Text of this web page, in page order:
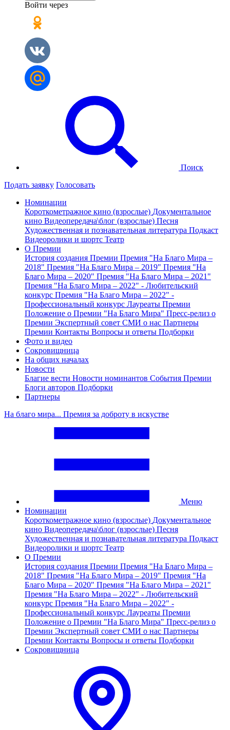
Войти через
Поиск
Подать заявку Голосовать
Номинации
Короткометражное кино (взрослые) Документальное
кино Видеопередача\блог (взрослые) Песня
Художественная и познавательная литература Подкаст
Видеоролики и шортс Театр
О Премии
История создания Премии Премия "На Благо Мира –
2018" Премия "На Благо Мира – 2019" Премия "На
Благо Мира – 2020" Премия "На Благо Мира – 2021"
Премия "На Благо Мира – 2022" - Любительский
конкурс Премия "На Благо Мира – 2022" -
Профессиональный конкурс Лауреаты Премии
Положение о Премии "На Благо Мира" Пресс-релиз о
Премии Экспертный совет СМИ о нас Партнеры
Премии Контакты Вопросы и ответы Подборки
Фото и видео
Сокровищница
На общих началах
Новости
Благие вести Новости номинантов События Премии
Блоги авторов Подборки
Партнеры
На благо мира... Премия за доброту в искустве
Меню
Номинации
Короткометражное кино (взрослые) Документальное
кино Видеопередача\блог (взрослые) Песня
Художественная и познавательная литература Подкаст
Видеоролики и шортс Театр
О Премии
История создания Премии Премия "На Благо Мира –
2018" Премия "На Благо Мира – 2019" Премия "На
Благо Мира – 2020" Премия "На Благо Мира – 2021"
Премия "На Благо Мира – 2022" - Любительский
конкурс Премия "На Благо Мира – 2022" -
Профессиональный конкурс Лауреаты Премии
Положение о Премии "На Благо Мира" Пресс-релиз о
Премии Экспертный совет СМИ о нас Партнеры
Премии Контакты Вопросы и ответы Подборки
Сокровищница